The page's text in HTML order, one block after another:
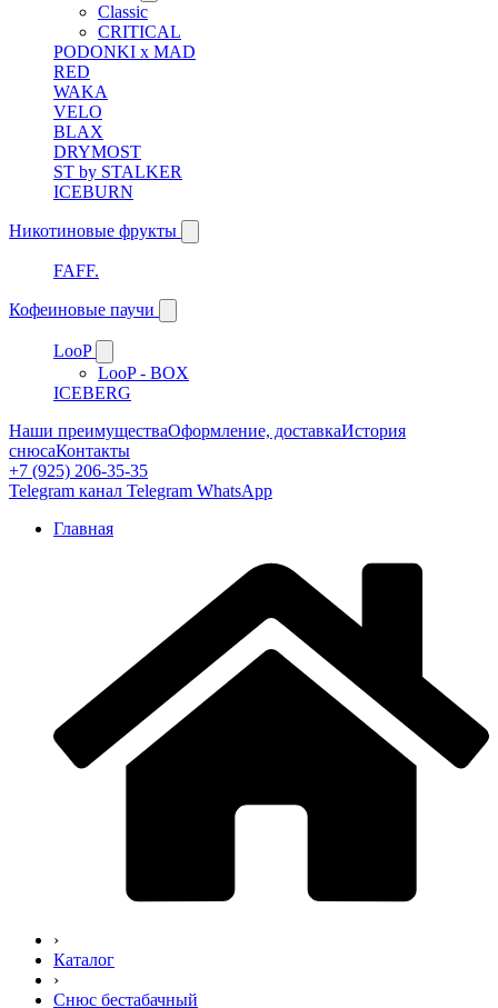
Classic
CRITICAL
PODONKI x MAD
RED
WAKA
VELO
BLAX
DRYMOST
ST by STALKER
ICEBURN
Никотиновые фрукты
FAFF.
Кофеиновые паучи
LooP
LooP - BOX
ICEBERG
Наши преимуществаОформление, доставкаИстория
снюсаКонтакты
+7 (925) 206-35-35
Telegram канал Telegram WhatsApp
Главная
›
Каталог
›
Снюс бестабачный